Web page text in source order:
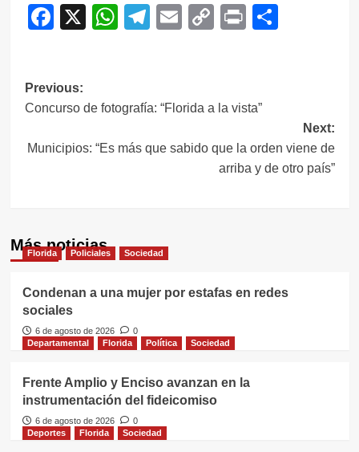
Facebook
X WhatsApp
Telegram
EmailCopy
Print
Navegación
de
entradas
Previous:
Concurso de fotografía: “Florida a la vista”
Next:
Municipios: “Es más que sabido que la orden viene de
arriba y de otro país”
Más noticias
Florida Policiales Sociedad
Condenan a una mujer por estafas en redes
sociales
6 de agosto de 2026
0
Departamental
Florida Política Sociedad
Frente Amplio y Enciso avanzan en la
instrumentación del fideicomiso
6 de agosto de 2026
0
Deportes
Florida Sociedad